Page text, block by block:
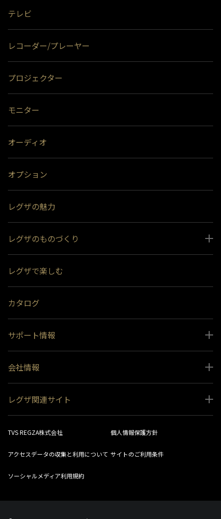
テレビ
レコーダー/プレーヤー
プロジェクター
モニター
オーディオ
オプション
レグザの魅力
レグザのものづくり
スペシャルコンテンツ
受賞履歴
レグザで楽しむ
カタログ
サポート情報
取扱説明書ダウンロード
インフォメーション 一覧
生産終了商品一覧
ソフトウェアダウンロード情報
会社情報
ニュース
会社概要
社会環境活動
レグザ関連サイト
レグザ オンラインストア
レグザ メンバーズ
法人向けサイト
視聴分析サービス
TVS REGZA株式会社 個人情報保護方針
アクセスデータの収集と利用について サイトのご利用条件
ソーシャルメディア利用規約